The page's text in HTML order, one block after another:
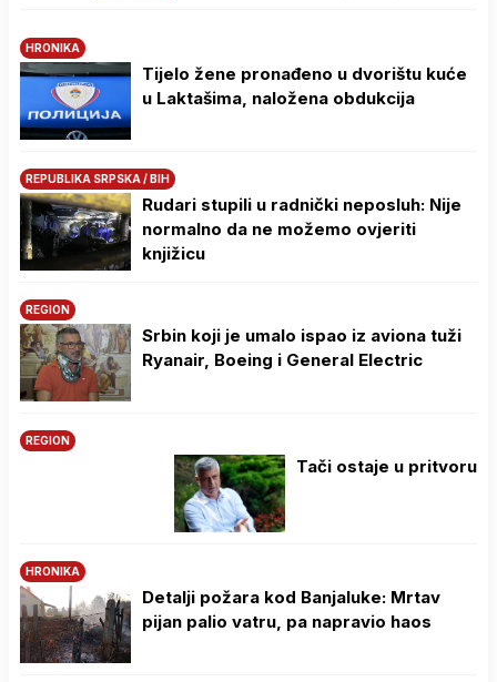
HRONIKA
Tijelo žene pronađeno u dvorištu kuće
u Laktašima, naložena obdukcija
REPUBLIKA SRPSKA / BIH
Rudari stupili u radnički neposluh: Nije
normalno da ne možemo ovjeriti
knjižicu
REGION
Srbin koji je umalo ispao iz aviona tuži
Ryanair, Boeing i General Electric
REGION
Tači ostaje u pritvoru
HRONIKA
Detalji požara kod Banjaluke: Mrtav
pijan palio vatru, pa napravio haos